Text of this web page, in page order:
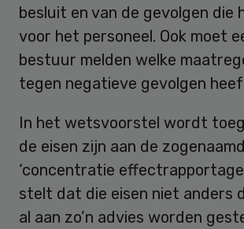
besluit en van de gevolgen die
voor het personeel. Ook moet
bestuur melden welke
tegen negatieve gevolgen
In het wetsvoorstel wordt
de eisen zijn aan de
‘concentratie
stelt dat die eisen niet anders
al aan zo’n advies worden